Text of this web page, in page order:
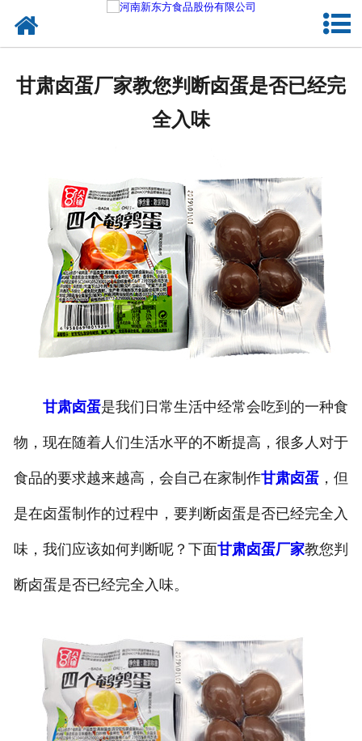
关于新东方
加入新东方
联系我们
甘肃卤蛋厂家教您判断卤蛋是否已经完
全入味
甘肃卤蛋是我们日常生活中经常会吃到的一种食
物，现在随着人们生活水平的不断提高，很多人对于
食品的要求越来越高，会自己在家制作甘肃卤蛋，但
是在卤蛋制作的过程中，要判断卤蛋是否已经完全入
味，我们应该如何判断呢？下面甘肃卤蛋厂家教您判
断卤蛋是否已经完全入味。